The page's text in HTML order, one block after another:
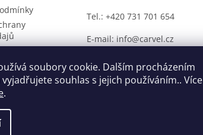
soubory cookie. Dalším procházením
souhlas s jejich používáním.. Více
.
Tel.: +420 731 701 654
E-mail: info@carvel.cz